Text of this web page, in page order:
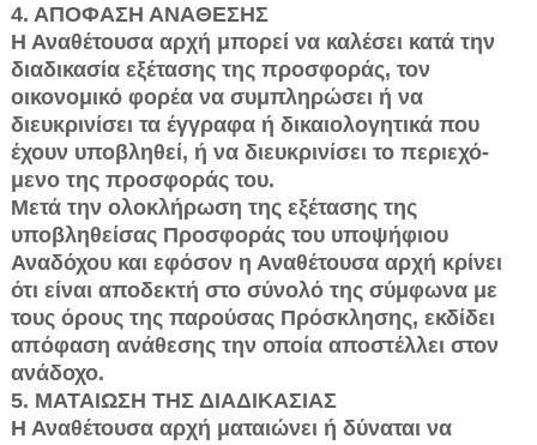
4. ΑΠΟΦΑΣΗ ΑΝΑΘΕΣΗΣ
Η Αναθέτουσα αρχή μπορεί να καλέσει κατά την
διαδικασία εξέτασης της προσφοράς, τον
οικονομικό φορέα να συμπληρώσει ή να
διευκρινίσει τα έγ­γραφα ή δικαιολογητικά που
έχουν υποβληθεί, ή να διευκρινίσει το περιεχό­
μενο της προσφοράς του.
Μετά την ολοκλήρωση της εξέτασης της
υποβληθείσας Προσφοράς του υποψήφιου
Αναδόχου και εφόσον η Αναθέτουσα αρχή κρίνει
ότι είναι απο­δεκτή στο σύνολό της σύμφωνα με
τους όρους της παρούσας Πρόσκλησης, εκδίδει
απόφαση ανάθεσης την οποία αποστέλλει στον
ανάδοχο.
5. ΜΑΤΑΙΩΣΗ ΤΗΣ ΔΙΑΔΙΚΑΣΙΑΣ
Η Αναθέτουσα αρχή ματαιώνει ή δύναται να